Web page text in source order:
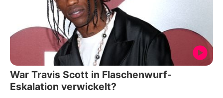
War Travis Scott in Flaschenwurf-
Eskalation verwickelt?